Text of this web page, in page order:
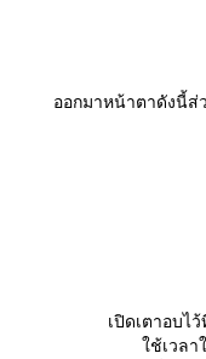
ออกมาหน้าตาดังนี้ส่
เปิดเตาอบไ
ช้เวลา